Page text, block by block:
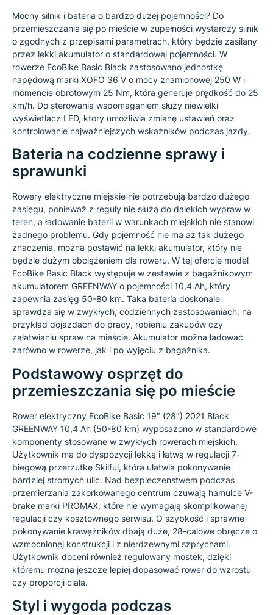
Mocny silnik i bateria o bardzo dużej pojemności? Do
przemieszczania się po mieście w zupełności wystarczy silnik
o zgodnych z przepisami parametrach, który będzie zasilany
przez lekki akumulator o standardowej pojemności. W
rowerze EcoBike Basic Black zastosowano jednostkę
napędową marki XOFO 36 V o mocy znamionowej 250 W i
momencie obrotowym 25 Nm, która generuje prędkość do 25
km/h. Do sterowania wspomaganiem służy niewielki
wyświetlacz LED, który umożliwia zmianę ustawień oraz
kontrolowanie najważniejszych wskaźników podczas jazdy.
Bateria na codzienne sprawy i
sprawunki
Rowery elektryczne miejskie nie potrzebują bardzo dużego
zasięgu, ponieważ z reguły nie służą do dalekich wypraw w
teren, a ładowanie baterii w warunkach miejskich nie stanowi
żadnego problemu. Gdy pojemność nie ma aż tak dużego
znaczenia, można postawić na lekki akumulator, który nie
będzie dużym obciążeniem dla roweru. W tej ofercie model
EcoBike Basic Black występuje w zestawie z bagażnikowym
akumulatorem GREENWAY o pojemności 10,4 Ah, który
zapewnia zasięg 50-80 km. Taka bateria doskonale
sprawdza się w zwykłych, codziennych zastosowaniach, na
przykład dojazdach do pracy, robieniu zakupów czy
załatwianiu spraw na mieście. Akumulator można ładować
zarówno w rowerze, jak i po wyjęciu z bagażnika.
Podstawowy osprzęt do
przemieszczania się po mieście
Rower elektryczny EcoBike Basic 19″ (28″) 2021 Black
GREENWAY 10,4 Ah (50-80 km) wyposażono w standardowe
komponenty stosowane w zwykłych rowerach miejskich.
Użytkownik ma do dyspozycji lekką i łatwą w regulacji 7-
biegową przerzutkę Skilful, która ułatwia pokonywanie
bardziej stromych ulic. Nad bezpieczeństwem podczas
przemierzania zakorkowanego centrum czuwają hamulce V-
brake marki PROMAX, które nie wymagają skomplikowanej
regulacji czy kosztownego serwisu. O szybkość i sprawne
pokonywanie krawężników dbają duże, 28-calowe obręcze o
wzmocnionej konstrukcji i z nierdzewnymi szprychami.
Użytkownik doceni również regulowany mostek, dzięki
któremu można jeszcze lepiej dopasować rower do wzrostu
czy proporcji ciała.
Styl i wygoda podczas